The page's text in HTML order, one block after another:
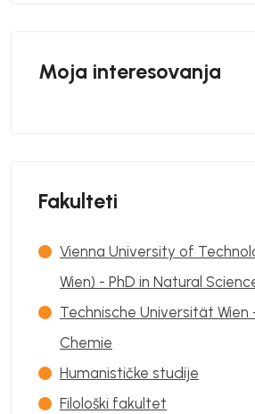
Moja interesovanja
Fakulteti
Vienna University of
Wien) - PhD in Natural
Technische Universität Wien
Chemie
Humanističke studije
Filološki fakultet